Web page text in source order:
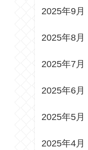
2025年9月
2025年8月
2025年7月
2025年6月
2025年5月
2025年4月